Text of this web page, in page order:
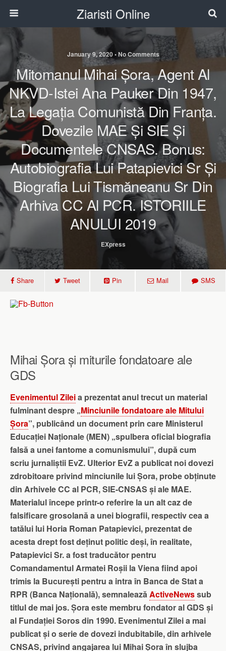
Ziaristi Online
January 9, 2020 • No Comments
Mitomanul Mihai Șora, Agent Al
NKVD-Istei Ana Pauker Din 1947,
La Legația Comunistă Din Franța.
Dovezile MAE Și SIE Și
Documentele CNSAS. Bonus:
Autobiografia Lui Patapievici Sr Și
Biografia Lui Tismăneanu Sr Din
Arhiva CC Al PCR. ISTORIILE
ANULUI 2019
EXpress
Share Tweet Pin Mail SMS
Mihai Șora și miturile fondatoare ale
GDS
Evenimentul Zileia prezentat anul trecut un material
fulminant despre „Minciunile fondatoare ale Mitului
Șora”, publicând un document prin care Ministerul
Educației Naționale (MEN) „spulbera oficial biografia
falsă a unei fantome a comunismului”, după cum
scriu jurnaliștii EvZ. Ulterior EvZ a publicat noi dovezi
zdrobitoare privind minciunile lui Șora, probe obținute
din Arhivele CC al PCR, SIE-CNSAS și ale MAE.
Materialul începe printr-o referire la un alt caz de
falsificare grosolană a unei biografii, respectiv cea a
tatălui lui Horia Roman Patapievici, prezentat de
acesta drept fost deținut politic deși, în realitate,
Patapievici Sr. a fost traducător pentru
Comandamentul Armatei Roșii la Viena fiind apoi
trimis la București pentru a intra în Banca de Stat a
RPR (Banca Națională), semnaleazăActiveNewssub
titlul de mai jos. Șora este membru fondator al GDS și
al Fundației Soros din 1990. Evenimentul Zilei a mai
publicat și o serie de dovezi indubitabile, din arhivele
CNSAS, privind angajarea lui Mihai Șora în slujba